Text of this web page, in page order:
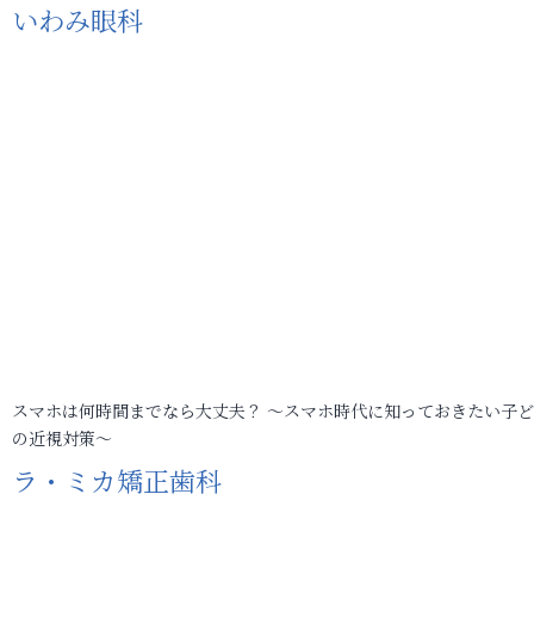
いわみ眼科
スマホは何時間までなら大丈夫？ ～スマホ時代に知っておきたい子
の近視対策～
ラ・ミカ矯正歯科